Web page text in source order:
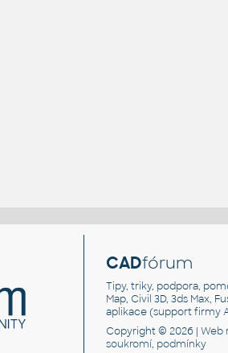
CADfórum
Tipy, triky, podpora,
Map, Civil 3D, 3ds Max,
aplikace (support firmy
Copyright © 2026 |Web
soukromí, podmínky